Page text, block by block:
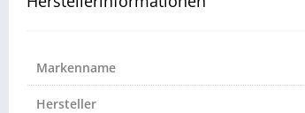
Markenname
Hersteller